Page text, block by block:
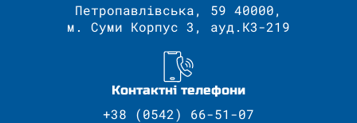
Петропавлівська, 59 40000,
м. Суми Корпус 3, ауд.К3-219
Контактні телефони
+38 (0542) 66-51-07